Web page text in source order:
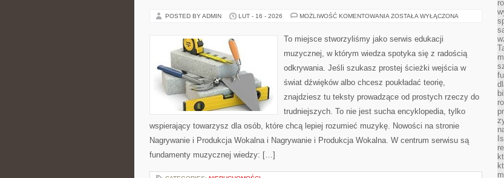
POSTED BY ADMIN LUT - 16 - 2026 MOŻLIWOŚĆ KOMENTOWANIA RODZAJE
REJESTRY
WOKALNE
ZOSTAŁA WYŁĄCZONA
To miejsce stworzyliśmy jako serwis edukacji
muzycznej, w którym wiedza spotyka się z radością
odkrywania. Jeśli szukasz prostej ścieżki wejścia w
świat dźwięków albo chcesz poukładać teorię,
znajdziesz tu teksty prowadzące od prostych rzeczy do
trudniejszych. To nie jest sucha encyklopedia, tylko
wspierający towarzysz dla osób, które chcą lepiej rozumieć muzykę. Nowości na stronie
Nagrywanie i Produkcja Wokalna i Nagrywanie i Produkcja Wokalna. W centrum serwisu są
fundamenty muzycznej wiedzy: […]